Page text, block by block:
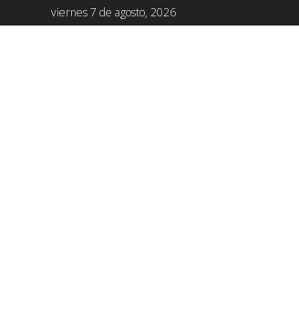
viernes 7 de agosto, 2026